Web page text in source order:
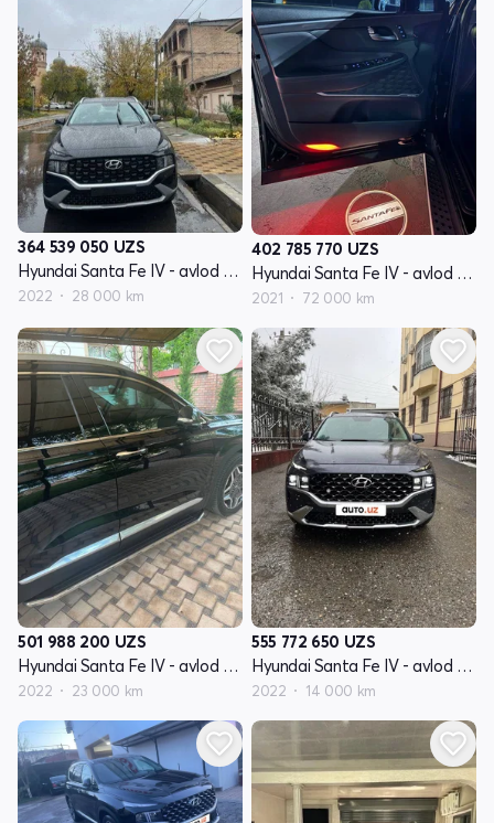
364 539 050 UZS
Hyundai Santa Fe IV - avlod restyling
2022 28 000 km
402 785 770 UZS
Hyundai Santa Fe IV - avlod restyling
2021 72 000 km
501 988 200 UZS
Hyundai Santa Fe IV - avlod restyling
2022 23 000 km
555 772 650 UZS
Hyundai Santa Fe IV - avlod restyling
2022 14 000 km